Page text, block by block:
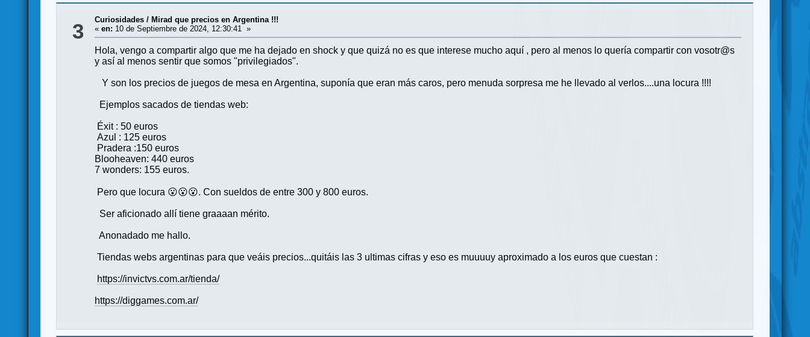
3 Curiosidades / Mirad que precios en Argentina !!!
«en: 10 de Septiembre de 2024, 12:30:41 »
Hola, vengo a compartir algo que me ha dejado en shock y que quizá no es que interese mucho aquí , pero al menos lo quería compartir con vosotr@s
y así al menos sentir que somos "privilegiados".
Y son los precios de juegos de mesa en Argentina, suponía que eran más caros, pero menuda sorpresa me he llevado al verlos....una locura !!!!
Ejemplos sacados de tiendas web:
Éxit : 50 euros
Azul : 125 euros
Pradera :150 euros
Blooheaven: 440 euros
7 wonders: 155 euros.
Pero que locura 😮😮😮. Con sueldos de entre 300 y 800 euros.
Ser aficionado allí tiene graaaan mérito.
Anonadado me hallo.
Tiendas webs argentinas para que veáis precios...quitáis las 3 ultimas cifras y eso es muuuuy aproximado a los euros que cuestan :
https://invictvs.com.ar/tienda/
https://diggames.com.ar/